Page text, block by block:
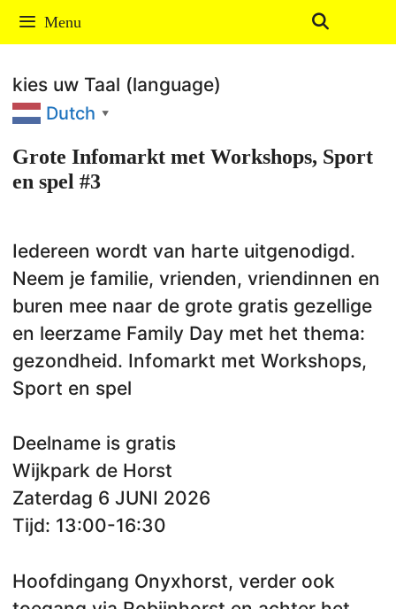
Ga
naar
inhoud
Menu
kies uw Taal (language)
Dutch ▼
Grote Infomarkt met Workshops, Sport
en spel #3
Iedereen wordt van harte uitgenodigd.
Neem je familie, vrienden, vriendinnen en
buren mee naar de grote gratis gezellige
en leerzame Family Day met het thema:
gezondheid. Infomarkt met Workshops,
Sport en spel
Deelname is gratis
Wijkpark de Horst
Zaterdag 6 JUNI 2026
Tijd: 13:00-16:30
Hoofdingang Onyxhorst, verder ook